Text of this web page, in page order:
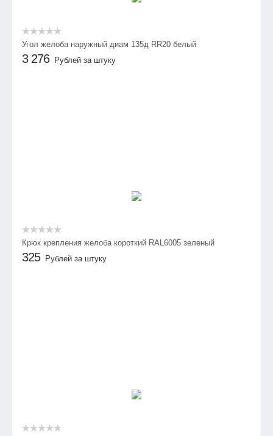
Угол желоба наружный диам 135д RR20 белый
3 276 Рублей за штуку
Крюк крепления желоба короткий RAL6005 зеленый
325 Рублей за штуку